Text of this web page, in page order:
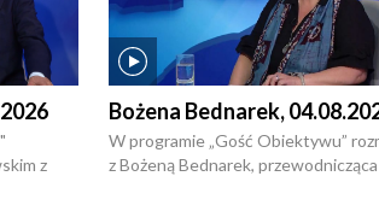
z
Bożena Bednarek,
W programie „Gość Obiektywu”
z Bożeną Bednarek, przewodnicząca